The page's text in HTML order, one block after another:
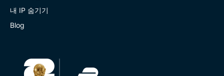
내 IP 숨기기
Blog